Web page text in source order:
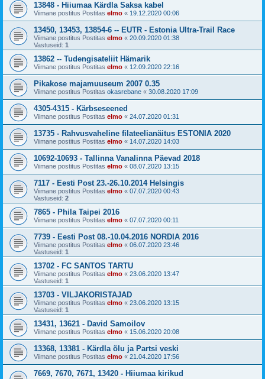
13848 - Hiiumaa Kärdla Saksa kabel
Viimane postitus Postitas elmo « 19.12.2020 00:06
13450, 13453, 13854-6 -- EUTR - Estonia Ultra-Trail Race
Viimane postitus Postitas elmo « 20.09.2020 01:38
Vastuseid: 1
13862 -- Tudengisateliit Hämarik
Viimane postitus Postitas elmo « 12.09.2020 22:16
Pikakose majamuuseum 2007 0.35
Viimane postitus Postitas okasrebane « 30.08.2020 17:09
4305-4315 - Kärbseseened
Viimane postitus Postitas elmo « 24.07.2020 01:31
13735 - Rahvusvaheline filateelianäitus ESTONIA 2020
Viimane postitus Postitas elmo « 14.07.2020 14:03
10692-10693 - Tallinna Vanalinna Päevad 2018
Viimane postitus Postitas elmo « 08.07.2020 13:15
7117 - Eesti Post 23.-26.10.2014 Helsingis
Viimane postitus Postitas elmo « 07.07.2020 00:43
Vastuseid: 2
7865 - Phila Taipei 2016
Viimane postitus Postitas elmo « 07.07.2020 00:11
7739 - Eesti Post 08.-10.04.2016 NORDIA 2016
Viimane postitus Postitas elmo « 06.07.2020 23:46
Vastuseid: 1
13702 - FC SANTOS TARTU
Viimane postitus Postitas elmo « 23.06.2020 13:47
Vastuseid: 1
13703 - VILJAKORISTAJAD
Viimane postitus Postitas elmo « 23.06.2020 13:15
Vastuseid: 1
13431, 13621 - David Samoilov
Viimane postitus Postitas elmo « 15.06.2020 20:08
13368, 13381 - Kärdla õlu ja Partsi veski
Viimane postitus Postitas elmo « 21.04.2020 17:56
7669, 7670, 7671, 13420 - Hiiumaa kirikud